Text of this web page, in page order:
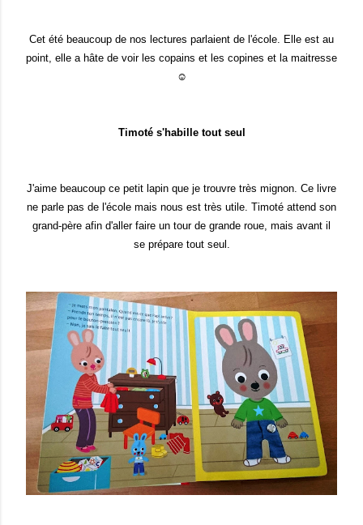
Cet été beaucoup de nos lectures parlaient de l'école. Elle est au
point, elle a hâte de voir les copains et les copines et la maitresse
☺
Timoté s'habille tout seul
J'aime beaucoup ce petit lapin que je trouvre très mignon. Ce livre
ne parle pas de l'école mais nous est très utile. Timoté attend son
grand-père afin d'aller faire un tour de grande roue, mais avant il
se prépare tout seul.